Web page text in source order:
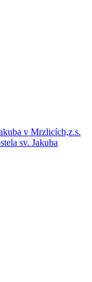
v Mrzlicích,z.s.
sv. Jakuba